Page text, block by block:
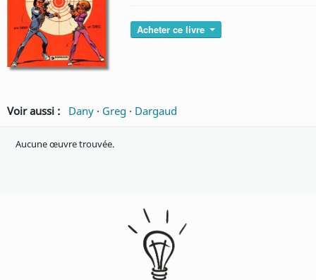
Acheter ce livre
Voir aussi : Dany · Greg · Dargaud
Aucune œuvre trouvée.